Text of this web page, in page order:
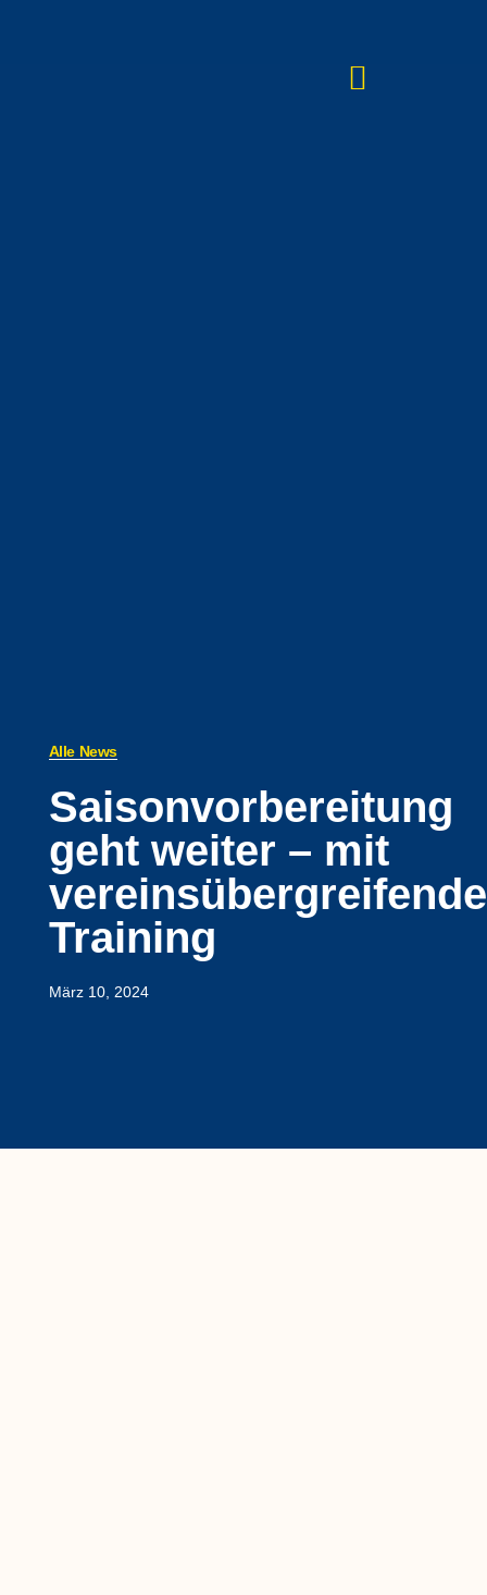
Alle News
Saisonvorbereitung
geht weiter – mit
Training
März 10, 2024